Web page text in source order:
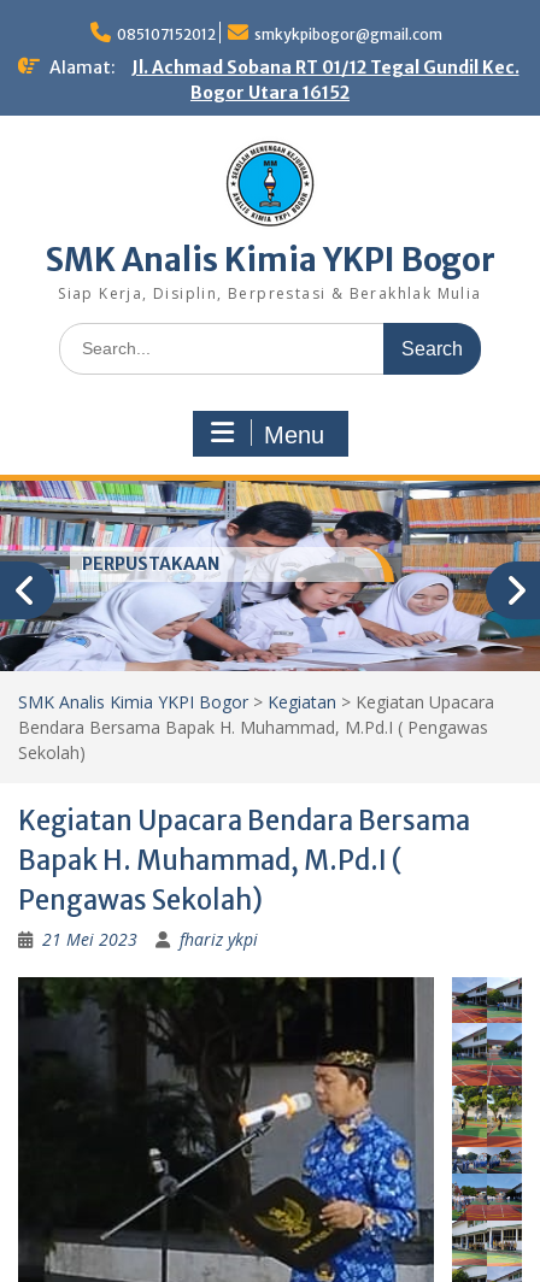
content
085107152012 smkykpibogor@gmail.com
Alamat:
Jl. Achmad Sobana RT 01/12 Tegal Gundil Kec.
Bogor Utara 16152
SMK Analis Kimia YKPI Bogor
Siap Kerja, Disiplin, Berprestasi & Berakhlak Mulia
Search
for:
Menu
PERPUSTAKAAN
SMK Analis Kimia YKPI Bogor > Kegiatan > Kegiatan Upacara
Bendara Bersama Bapak H. Muhammad, M.Pd.I ( Pengawas
Sekolah)
Kegiatan Upacara Bendara Bersama
Bapak H. Muhammad, M.Pd.I (
Pengawas Sekolah)
21 Mei 2023 fhariz ykpi